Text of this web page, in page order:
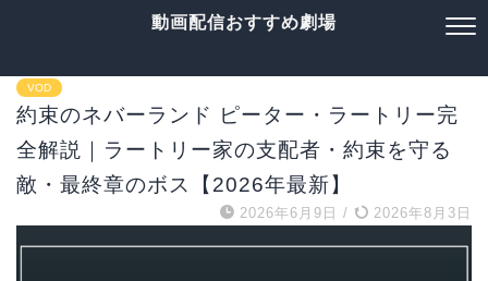
動画配信おすすめ劇場
VOD
約束のネバーランド ピーター・ラートリー完
全解説｜ラートリー家の支配者・約束を守る
敵・最終章のボス【2026年最新】
2026年6月9日 / 2026年8月3日